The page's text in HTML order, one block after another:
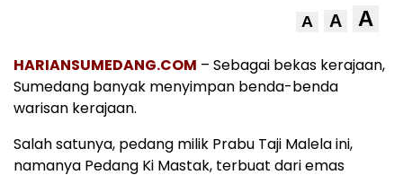
A A A
HARIANSUMEDANG.COM – Sebagai bekas kerajaan,
Sumedang banyak menyimpan benda-benda
warisan kerajaan.
Salah satunya, pedang milik Prabu Taji Malela ini,
namanya Pedang Ki Mastak, terbuat dari emas